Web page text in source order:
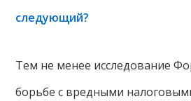
следующий?
Тем не менее исследование
борьбе с вредными